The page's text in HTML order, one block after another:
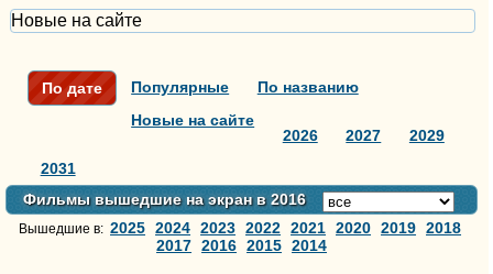
Новые на сайте
По дате Популярные
По названию
Новые на сайте
2026
2027
2029
2031
Фильмы вышедшие на экран в 2016
Вышедшие в:2025 2024 2023 2022 2021 2020 2019 2018
2017 2016 2015 2014